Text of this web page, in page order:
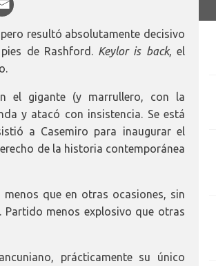
resultó absolutamente decisivo
de Rashford. Keylor is back, el
el gigante (y marrullero, con la
y atacó con insistencia. Se está
a Casemiro para inaugurar el
de la historia contemporánea
que en otras ocasiones, sin
Partido menos explosivo que otras
prácticamente su único